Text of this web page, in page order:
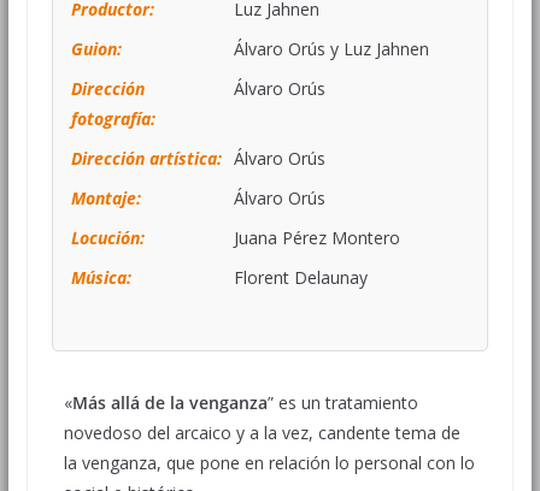
Productor:
Luz Jahnen
Guion:
Álvaro Orús y Luz Jahnen
Dirección
fotografía:
Álvaro Orús
Dirección artística: Álvaro Orús
Montaje:
Álvaro Orús
Locución:
Juana Pérez Montero
Música:
Florent Delaunay
«Más allá de la venganza” es un tratamiento
novedoso del arcaico y a la vez, candente tema de
la venganza, que pone en relación lo personal con lo